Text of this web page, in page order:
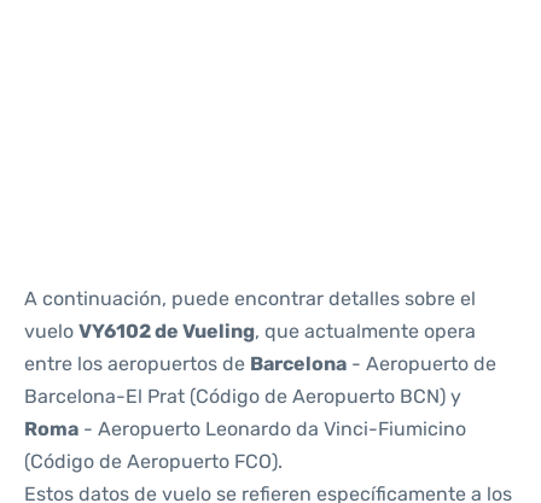
A continuación, puede encontrar detalles sobre el
vuelo VY6102 de Vueling, que actualmente opera
entre los aeropuertos de Barcelona - Aeropuerto de
Barcelona-El Prat (Código de Aeropuerto BCN) y
Roma - Aeropuerto Leonardo da Vinci-Fiumicino
(Código de Aeropuerto FCO).
Estos datos de vuelo se refieren específicamente a los